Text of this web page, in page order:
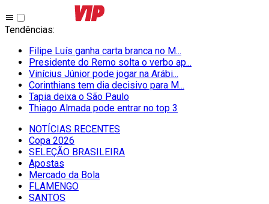
Tendências:
Filipe Luís ganha carta branca no M...
Presidente do Remo solta o verbo ap...
Vinícius Júnior pode jogar na Arábi...
Corinthians tem dia decisivo para M...
Tapia deixa o São Paulo
Thiago Almada pode entrar no top 3
NOTÍCIAS RECENTES
Copa 2026
SELEÇÃO BRASILEIRA
Apostas
Mercado da Bola
FLAMENGO
SANTOS